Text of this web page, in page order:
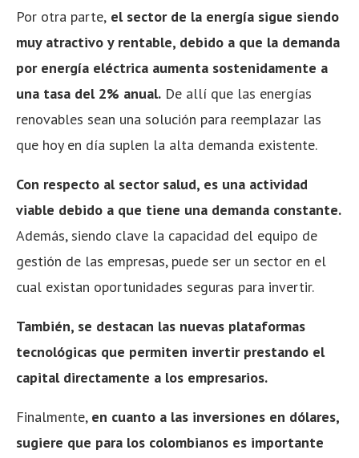
Por otra parte, el sector de la energía sigue siendo
muy atractivo y rentable, debido a que la demanda
por energía eléctrica aumenta sostenidamente a
una tasa del 2% anual. De allí que las energías
renovables sean una solución para reemplazar las
que hoy en día suplen la alta demanda existente.
Con respecto al sector salud, es una actividad
viable debido a que tiene una demanda constante.
Además, siendo clave la capacidad del equipo de
gestión de las empresas, puede ser un sector en el
cual existan oportunidades seguras para invertir.
También, se destacan las nuevas plataformas
tecnológicas que permiten invertir prestando el
capital directamente a los empresarios.
Finalmente, en cuanto a las inversiones en dólares,
sugiere que para los colombianos es importante